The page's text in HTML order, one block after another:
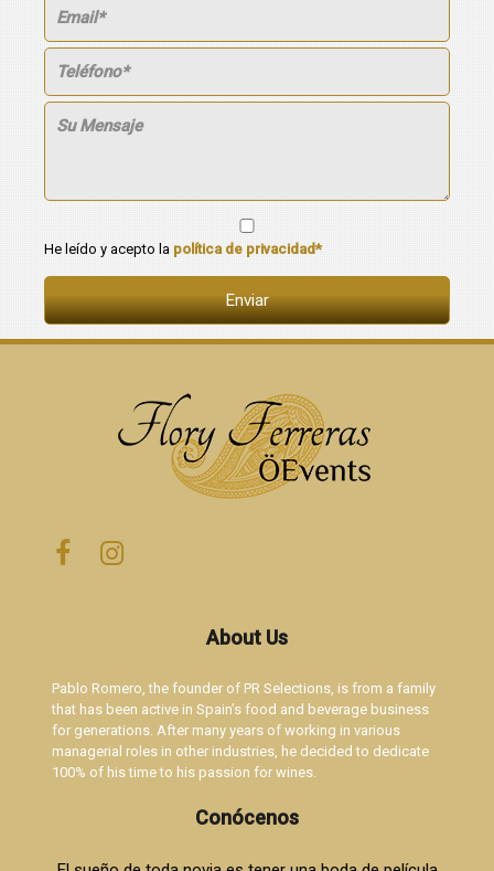
He leído y acepto la política de privacidad*
About Us
Pablo Romero, the founder of PR Selections, is from a family
that has been active in Spain’s food and beverage business
for generations. After many years of working in various
managerial roles in other industries, he decided to dedicate
100% of his time to his passion for wines.
Conócenos